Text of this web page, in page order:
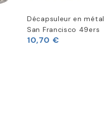
Décapsuleur en métal
San Francisco 49ers
10,70 €